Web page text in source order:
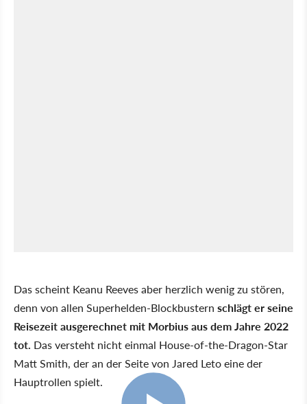
Das scheint Keanu Reeves aber herzlich wenig zu stören,
denn von allen Superhelden-Blockbustern schlägt er seine
Reisezeit ausgerechnet mit Morbius aus dem Jahre 2022
tot. Das versteht nicht einmal House-of-the-Dragon-Star
Matt Smith, der an der Seite von Jared Leto eine der
Hauptrollen spielt.